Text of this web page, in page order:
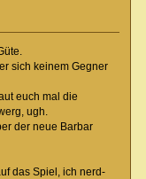
sich keinem Gegner
euch mal die
ugh.
der neue Barbar
das Spiel, ich nerd-